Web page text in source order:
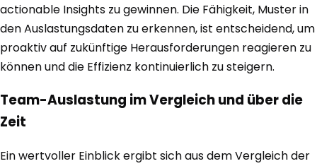
actionable Insights zu gewinnen. Die Fähigkeit, Muster in
den Auslastungsdaten zu erkennen, ist entscheidend, um
proaktiv auf zukünftige Herausforderungen reagieren zu
können und die Effizienz kontinuierlich zu steigern.
Team-Auslastung im Vergleich und über die
Zeit
Ein wertvoller Einblick ergibt sich aus dem Vergleich der